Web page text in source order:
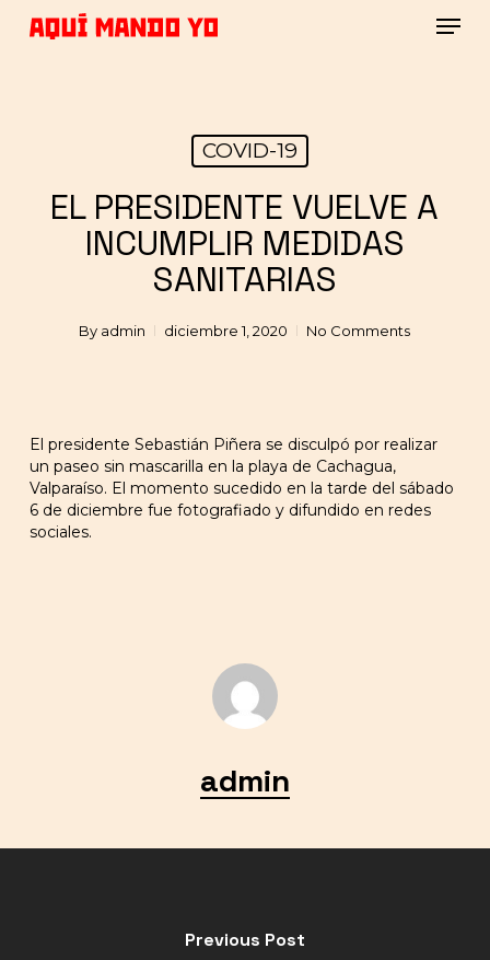
COVID-19
EL PRESIDENTE VUELVE A
INCUMPLIR MEDIDAS
SANITARIAS
By admin diciembre 1, 2020 No Comments
El presidente Sebastián Piñera se disculpó por realizar
un paseo sin mascarilla en la playa de Cachagua,
Valparaíso. El momento sucedido en la tarde del sábado
6 de diciembre fue fotografiado y difundido en redes
sociales.
admin
Previous Post